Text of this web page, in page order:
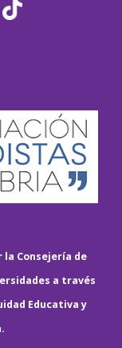
la Consejería de
a través
Educativa y